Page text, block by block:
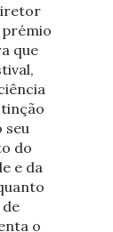
prémio
que
do
e da
o